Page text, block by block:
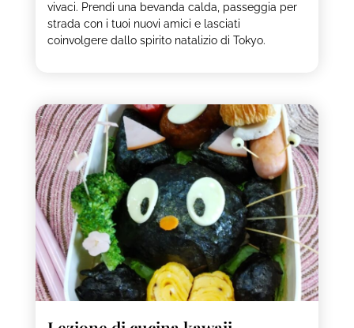
vivaci. Prendi una bevanda calda, passeggia per
strada con i tuoi nuovi amici e lasciati
coinvolgere dallo spirito natalizio di Tokyo.